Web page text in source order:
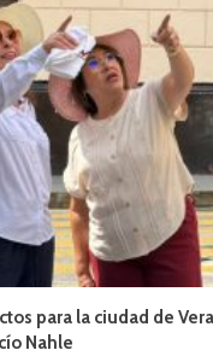
para la ciudad de
Nahle